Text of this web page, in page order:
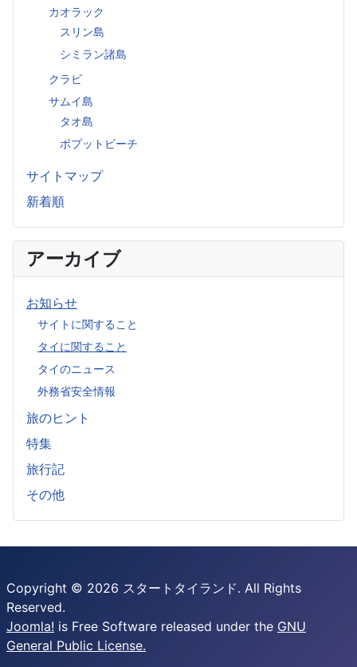
カオラック
スリン島
シミラン諸島
クラビ
サムイ島
タオ島
ボプットビーチ
サイトマップ
新着順
アーカイブ
お知らせ
サイトに関すること
タイに関すること
タイのニュース
外務省安全情報
旅のヒント
特集
旅行記
その他
Copyright © 2026 スタートタイランド. All Rights
Reserved.
Joomla! is Free Software released under the GNU
General Public License.